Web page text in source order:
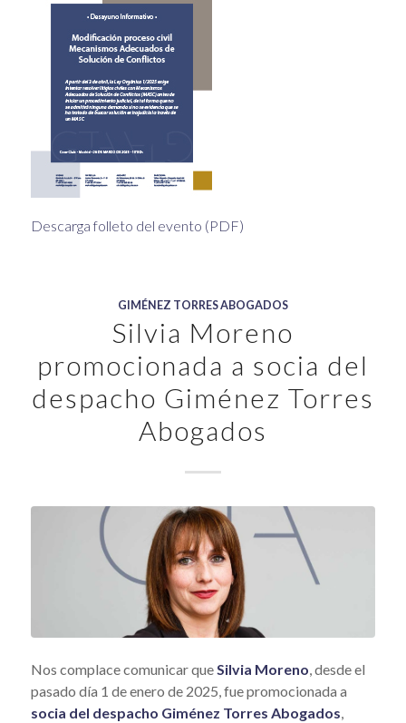
Descarga folleto del evento (PDF)
GIMÉNEZ TORRES ABOGADOS
Silvia Moreno
promocionada a socia del
despacho Giménez Torres
Abogados
Nos complace comunicar queSilvia Moreno, desde el
pasado día 1 de enero de 2025, fue promocionada a
socia del despacho Giménez Torres Abogados,